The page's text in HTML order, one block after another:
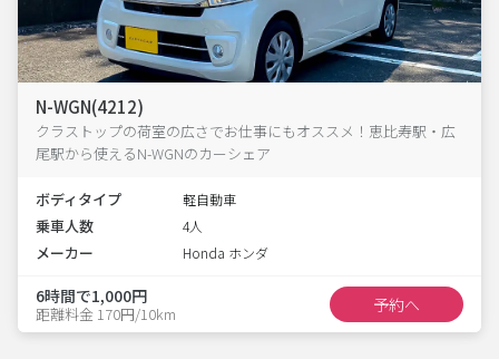
N-WGN(4212)
クラストップの荷室の広さでお仕事にもオススメ！恵比寿駅・広
尾駅から使えるN-WGNのカーシェア
ボディタイプ 軽自動車
乗車人数 4人
メーカー Honda ホンダ
6時間で1,000円
距離料金 170円/10km 予約へ